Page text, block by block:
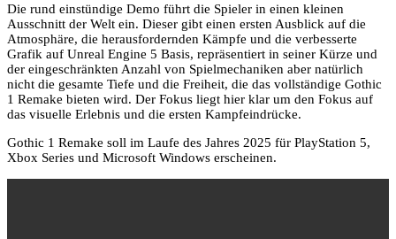
Die rund einstündige Demo führt die Spieler in einen kleinen
Ausschnitt der Welt ein. Dieser gibt einen ersten Ausblick auf die
Atmosphäre, die herausfordernden Kämpfe und die verbesserte
Grafik auf Unreal Engine 5 Basis, repräsentiert in seiner Kürze und
der eingeschränkten Anzahl von Spielmechaniken aber natürlich
nicht die gesamte Tiefe und die Freiheit, die das vollständige Gothic
1 Remake bieten wird. Der Fokus liegt hier klar um den Fokus auf
das visuelle Erlebnis und die ersten Kampfeindrücke.
Gothic 1 Remake soll im Laufe des Jahres 2025 für PlayStation 5,
Xbox Series und Microsoft Windows erscheinen.